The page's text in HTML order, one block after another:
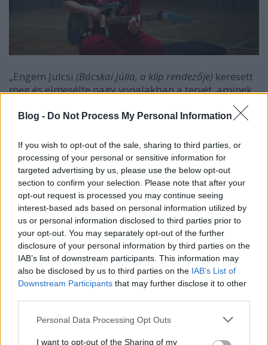
Blog - Do Not Process My Personal Information
If you wish to opt-out of the sale, sharing to third parties, or
processing of your personal or sensitive information for
targeted advertising by us, please use the below opt-out
section to confirm your selection. Please note that after your
opt-out request is processed you may continue seeing
interest-based ads based on personal information utilized by
us or personal information disclosed to third parties prior to
your opt-out. You may separately opt-out of the further
disclosure of your personal information by third parties on the
IAB’s list of downstream participants. This information may
also be disclosed by us to third parties on the IAB’s List of
Downstream Participants that may further disclose it to other
Please note that this website/app uses one or more Google
not limited to your visit or usage behaviour. You may click to
Personal Data Processing Opt Outs
I want to opt-out of the Sharing of my
„Engem Julcsi (Bácskai Júlia, a klip rendezője) keresett
meg és elmesélte nagy vonalakban a tervét, aminek
rohadtul örültem, mert érződött, hogy szívügye a
dolog és látja az egészet maga előtt. Ennél jobb
Nekem az összefogásról szól a klip egy olyan
közegben, amit mindnyájan nagyon jól ismerünk, és
ahol sokunknak vették el a kedvét például a
csapatsportoktól. Szóval van benne egy ilyen vissza a
gyökerekhez vonal, plusz megmutat egy szuper női
közösséget a gimis lányokon keresztül, ami
szerintem azért is csodás, mert nekem is ez az
időszak volt az egyik legintenzívebb ilyen élményem.
Jó volt látni, hogy ezek a lányok a valóságban is
barátok, öröm volt köztük lenni” – mesélteBarkóczi
Noémi.
Ahhoz, hogy ez a klip ebben a formájában
lelkes stábra is szükség volt. Operatőrként a képi
világotDobray Máténak köszönhetjük,